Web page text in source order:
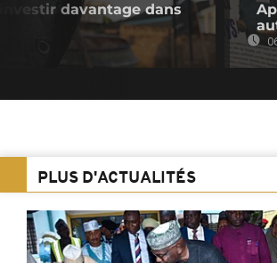
davantage dans
PLUS D'ACTUALITÉS